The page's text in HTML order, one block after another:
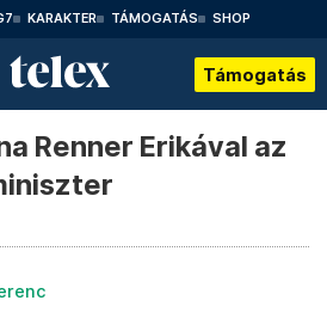
KARAKTER TÁMOGATÁS SHOP
Támogatás
Renner Erikával az